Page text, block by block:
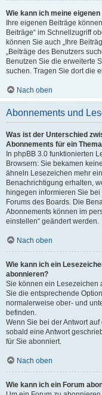
Wie kann ich meine
Ihre eigenen Beiträge
Beiträge“ im Schnellzugriff
können Sie auch „Ihre
„Beiträge des Benutzers
Benutzen Sie die erweiterte
suchen. Tragen Sie dort die
Nach oben
Abonnements und
Was ist der Unterschied
Abonnements für ein
In phpBB 3.0 funktionierten
Browsern: Sie bekamen
ähneln Lesezeichen mehr
Benachrichtigung erhalten,
hingegen informieren Sie
Forums des Boards. Die
Abonnements können im
einstellen“ geändert werden.
Nach oben
Wie kann ich ein
abonnieren?
Sie können ein Lesezeichen
Sie die entsprechende
normalerweise ober- und
befinden.
Wenn Sie bei der Antwort
sobald eine Antwort
für Sie abonniert.
Nach oben
Wie kann ich ein Forum